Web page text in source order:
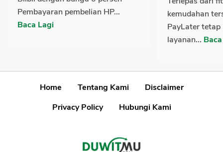
Pembayaran pembelian HP...
Baca Lagi
kemudahan
PayLater tetap
layanan...
Home Tentang Kami
Disclaimer
Privacy Policy
Hubungi Kami